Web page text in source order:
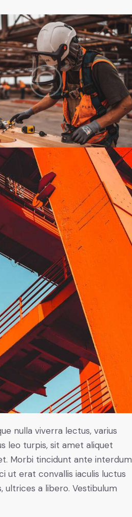
nulla viverra lectus, varius
leo turpis, sit amet aliquet
Morbi tincidunt ante interdum
ut erat convallis iaculis luctus
ultrices a libero. Vestibulum